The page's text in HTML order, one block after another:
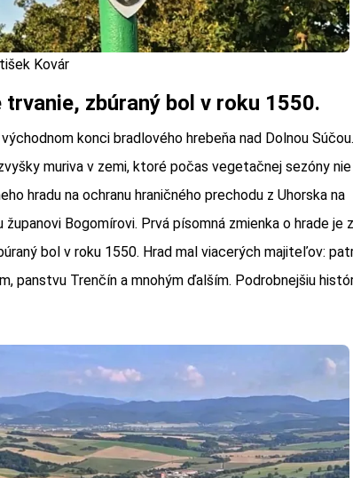
Kovár
trvanie, zbúraný bol v roku 1550.
konci bradlového hrebeňa nad Dolnou Súčou.
muriva v zemi, ktoré počas vegetačnej sezóny nie
hradu na ochranu hraničného prechodu z Uhorska na
Bogomírovi. Prvá písomná zmienka o hrade je
bol v roku 1550. Hrad mal viacerých majiteľov:
panstvu Trenčín a mnohým ďalším. Podrobnejšiu